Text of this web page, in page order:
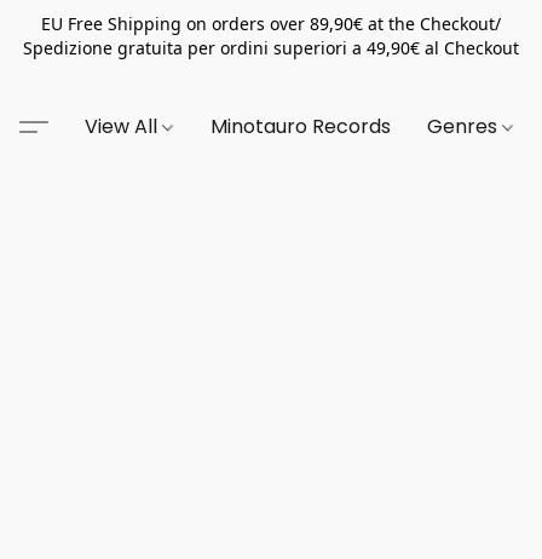
EU Free Shipping on orders over 89,90€ at the Checkout/
Spedizione gratuita per ordini superiori a 49,90€ al Checkout
View All Minotauro Records Genres